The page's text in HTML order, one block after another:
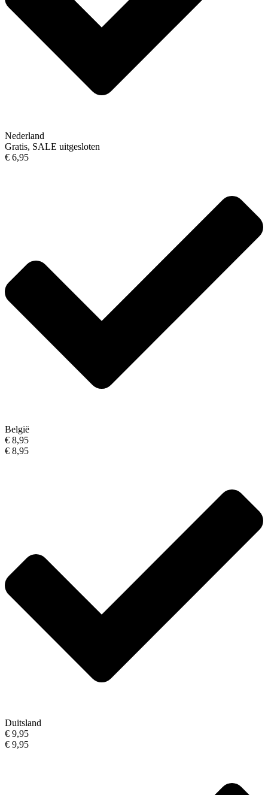
Nederland
Gratis, SALE uitgesloten
€ 6,95
België
€ 8,95
€ 8,95
Duitsland
€ 9,95
€ 9,95